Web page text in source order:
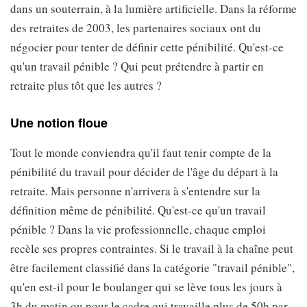
dans un souterrain, à la lumière artificielle. Dans la réforme
des retraites de 2003, les partenaires sociaux ont du
négocier pour tenter de définir cette pénibilité. Qu'est-ce
qu'un travail pénible ? Qui peut prétendre à partir en
retraite plus tôt que les autres ?
Une notion floue
Tout le monde conviendra qu'il faut tenir compte de la
pénibilité du travail pour décider de l'âge du départ à la
retraite. Mais personne n'arrivera à s'entendre sur la
définition même de pénibilité. Qu'est-ce qu'un travail
pénible ? Dans la vie professionnelle, chaque emploi
recèle ses propres contraintes. Si le travail à la chaîne peut
être facilement classifié dans la catégorie "travail pénible",
qu'en est-il pour le boulanger qui se lève tous les jours à